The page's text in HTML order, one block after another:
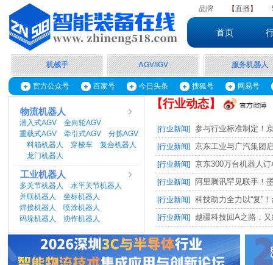
品牌 【直播】
首页
机械手 服务机器人
AGV/IGV
官方公众号 百家号 今日头条 搜狐号 网易号
【行业动态】
物流机器人
潜入式AGV 全向轮AGV
重载式AGV 牵引式AGV 分拣AGV
料箱机器人 穿梭车 复合机器人
龙门机器人
工业机器人
多关节机器人 水平关节机器人
并联机器人 坐标机器人
焊接机器人 喷涂机器人
码垛机器人 协作机器人
[行业新闻] 参与行业标准制定！
[行业新闻] 京东工业与广汽集团
[行业新闻] 京东300万台机器人
[行业新闻] 阿里腾讯罕见联手！
[行业新闻] 科技助力全力以“复”
[行业新闻] 越疆科技回A之路，